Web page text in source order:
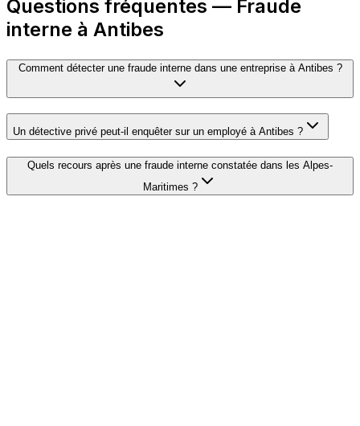
Questions fréquentes — Fraude
interne à Antibes
Comment détecter une fraude interne dans une entreprise à Antibes ?
Un détective privé peut-il enquêter sur un employé à Antibes ?
Quels recours après une fraude interne constatée dans les Alpes-
Maritimes ?